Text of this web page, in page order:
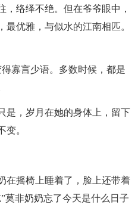
络绎不绝。但在爷爷眼中，
优雅，与似水的江南相匹。
寡言少语。多数时候，都是
是，岁月在她的身体上，留下
。
在摇椅上睡着了，脸上还带着
莫非奶奶忘了今天是什么日子